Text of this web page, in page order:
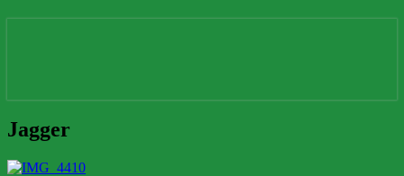
Jagger
Jagger